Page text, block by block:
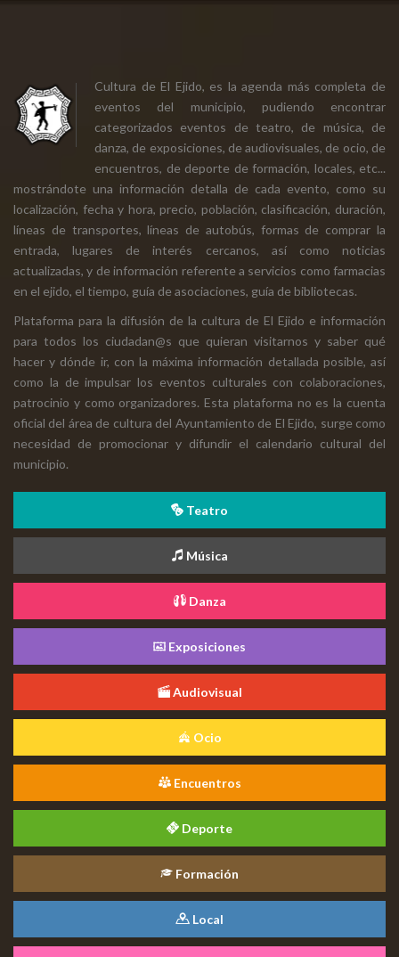
Cultura de El Ejido, es la agenda más completa de
eventos del municipio, pudiendo encontrar
categorizados eventos de teatro, de música, de
danza, de exposiciones, de audiovisuales, de ocio, de
encuentros, de deporte de formación, locales, etc...
mostrándote una información detalla de cada evento, como su
localización, fecha y hora, precio, población, clasificación, duración,
líneas de transportes, líneas de autobús, formas de comprar la
entrada, lugares de interés cercanos, así como noticias
actualizadas, y de información referente a servicios como farmacias
en el ejido, el tiempo, guía de asociaciones, guía de bibliotecas.
Plataforma para la difusión de la cultura de El Ejido e información
para todos los ciudadan@s que quieran visitarnos y saber qué
hacer y dónde ir, con la máxima información detallada posible, así
como la de impulsar los eventos culturales con colaboraciones,
patrocinio y como organizadores. Esta plataforma no es la cuenta
oficial del área de cultura del Ayuntamiento de El Ejido, surge como
necesidad de promocionar y difundir el calendario cultural del
municipio.
Teatro
Música
Danza
Exposiciones
Audiovisual
Ocio
Encuentros
Deporte
Formación
Local